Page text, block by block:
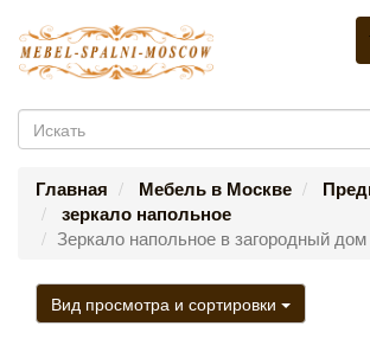
Главная Мебель в Москве
зеркало напольное
Зеркало напольное в загородный дом
Вид просмотра и сортировки